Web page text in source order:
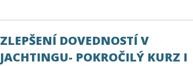
ZLEPŠENÍ DOVEDNOSTÍ V
JACHTINGU- POKROČILÝ KURZ I